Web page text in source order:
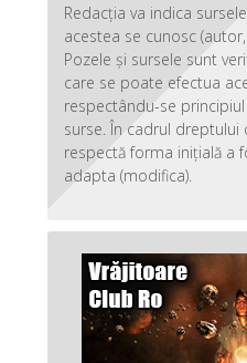
Redacția va indica
acestea se cunosc
Pozele și sursele sunt
care se poate efectua
respectându-se
surse. În cadrul
respectă forma inițială a
adapta (modifica).